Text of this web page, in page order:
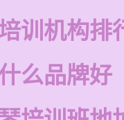
训机构排
么品牌好